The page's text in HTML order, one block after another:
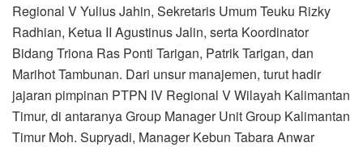
Regional V Yulius Jahin, Sekretaris Umum Teuku Rizky
Radhian, Ketua II Agustinus Jalin, serta Koordinator
Bidang Triona Ras Ponti Tarigan, Patrik Tarigan, dan
Marihot Tambunan. Dari unsur manajemen, turut hadir
jajaran pimpinan PTPN IV Regional V Wilayah Kalimantan
Timur, di antaranya Group Manager Unit Group Kalimantan
Timur Moh. Supryadi, Manager Kebun Tabara Anwar